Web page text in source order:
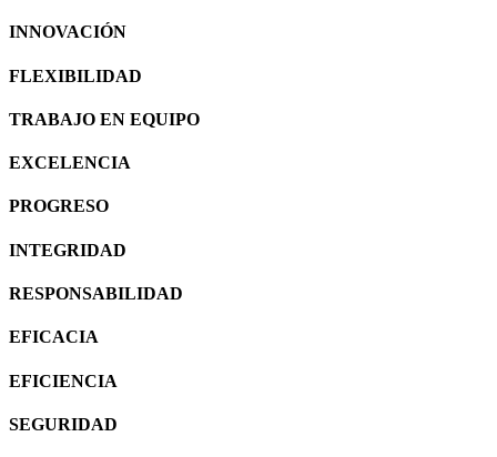
INNOVACIÓN
FLEXIBILIDAD
TRABAJO EN EQUIPO
EXCELENCIA
PROGRESO
INTEGRIDAD
RESPONSABILIDAD
EFICACIA
EFICIENCIA
SEGURIDAD